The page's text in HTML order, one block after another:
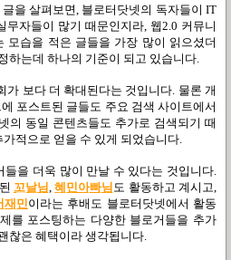
을 살펴보면, 블로터닷넷의 독자들이 IT
무자들이 많기 때문인지라, 웹2.0 커뮤니
모습을 적은 글들을 가장 많이 읽으셨더
하는데 하나의 기준이 되고 있습니다.
가 보다 더 확대된다는 것입니다. 물론 개
포스트된 글들도 주요 검색 사이트에서
의 동일 콘텐츠들도 추가로 검색되기 때
적으로 얻을 수 있게 되었습니다.
들을 더욱 많이 만날 수 있다는 것입니다.
꼬날님 ,혜민아빠님 도 활동하고 계시고,
재민이라는 후배도 블로터닷넷에서 활동
를 포스팅하는 다양한 블로거들을 추가
찮은 혜택이라 생각됩니다.